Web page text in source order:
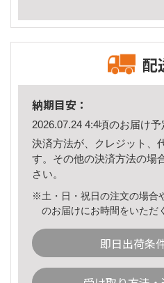
配
納期目安：
2026.07.24 4:4頃のお届け予
決済方法が、クレジット、
す。その他の決済方法の場
さい。
※土・日・祝日の注文の場合
のお届けにお時間をいただ
即日出荷条